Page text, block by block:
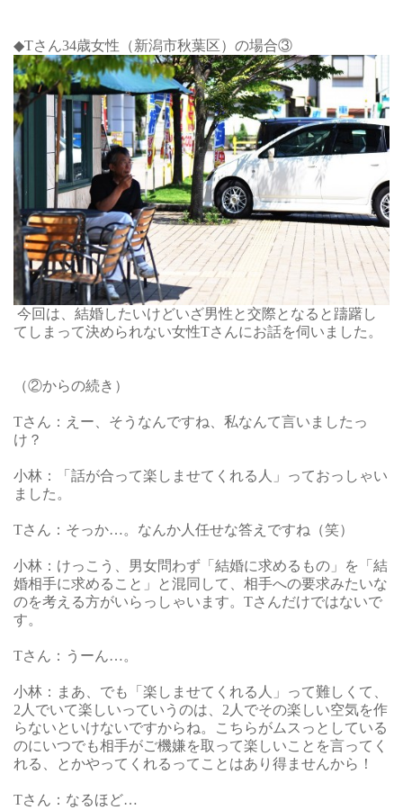
◆Tさん34歳女性（新潟市秋葉区）の場合③
今回は、結婚したいけどいざ男性と交際となると躊躇し
てしまって決められない女性Tさんにお話を伺いました。
（②からの続き）
Tさん：えー、そうなんですね、私なんて言いましたっ
け？
小林：「話が合って楽しませてくれる人」っておっしゃい
ました。
Tさん：そっか…。なんか人任せな答えですね（笑）
小林：けっこう、男女問わず「結婚に求めるもの」を「結
婚相手に求めること」と混同して、相手への要求みたいな
のを考える方がいらっしゃいます。Tさんだけではないで
す。
Tさん：うーん…。
小林：まあ、でも「楽しませてくれる人」って難しくて、
2人でいて楽しいっていうのは、2人でその楽しい空気を作
らないといけないですからね。こちらがムスっとしている
のにいつでも相手がご機嫌を取って楽しいことを言ってく
れる、とかやってくれるってことはあり得ませんから！
Tさん：なるほど…